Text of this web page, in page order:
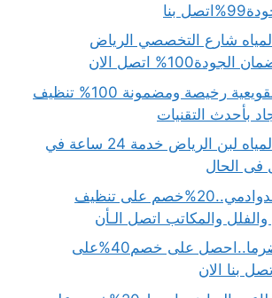
بنا
شارع التخصصي الرياض
شركة تنظيف بالقويعية رخيصة ومضمونة 100% تنظيف
بأحدث التقنيات
كشف تسربات المياه لبن الرياض خدمة 24 ساعة في
فى الحال
شركة تنظيف بالدوادمي..20%خصم على تنظيف
والمكاتب اتصل الـأن
شركة تنظيف بضرما..احصل على خصم40%على
بنا الان